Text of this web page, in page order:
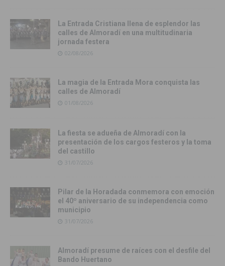
La Entrada Cristiana llena de esplendor las
calles de Almoradí en una multitudinaria
jornada festera
02/08/2026
La magia de la Entrada Mora conquista las
calles de Almoradí
01/08/2026
La fiesta se adueña de Almoradí con la
presentación de los cargos festeros y la toma
del castillo
31/07/2026
Pilar de la Horadada conmemora con emoción
el 40º aniversario de su independencia como
municipio
31/07/2026
Almoradí presume de raíces con el desfile del
Bando Huertano